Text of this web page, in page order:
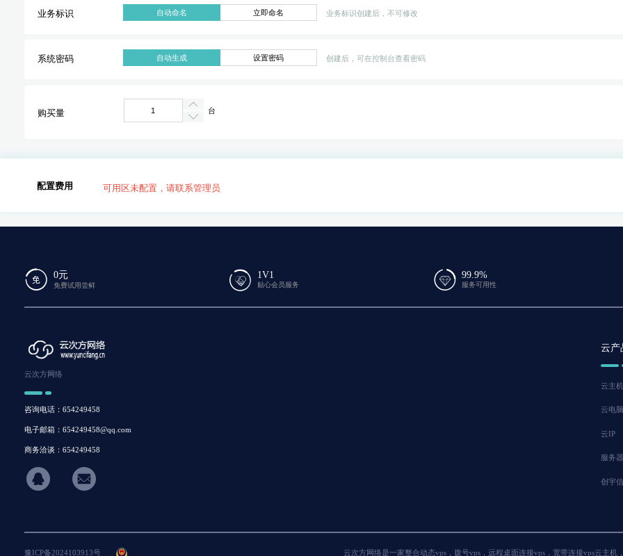
业务标识 自动命名 立即命名 业务标识创建后，不可修改
系统密码 自动生成 设置密码 创建后，可在控制台查看密码
购买量 台
配置费用 可用区未配置，请联系管理员
0元
免费试用尝鲜
1V1
贴心会员服务
99.9%
服务可用性
云次方网络
咨询电话：654249458
电子邮箱：654249458@qq.com
商务洽谈：654249458
hicon34
云产
云主
云电
云IP
服务
创宇
豫ICP备2024103913号 云次方网络是一家整合动态vps，拨号vps，远程桌面连接vps，宽带连接vps云主